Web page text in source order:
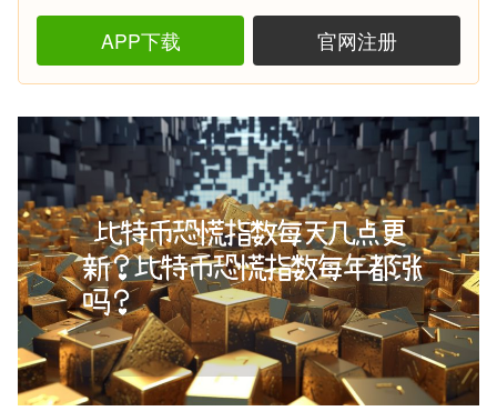
APP下载 官网注册